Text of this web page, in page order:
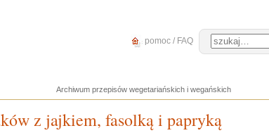
pomoc / FAQ
Archiwum przepisów wegetariańskich i wegańskich
z jajkiem, fasolką i papryką